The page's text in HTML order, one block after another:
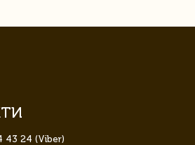
43 24 (Viber)